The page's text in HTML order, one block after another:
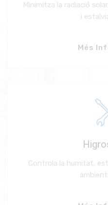
Minimitza la radiació
i
Més
Controla la humitat,